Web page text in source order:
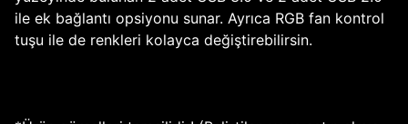
ile ek bağlantı opsiyonu sunar. Ayrıca RGB fan kontrol
tuşu ile de renkleri kolayca değiştirebilirsin.